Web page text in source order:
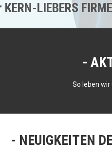
LIEBERS
So leben
NEUIGKEITEN